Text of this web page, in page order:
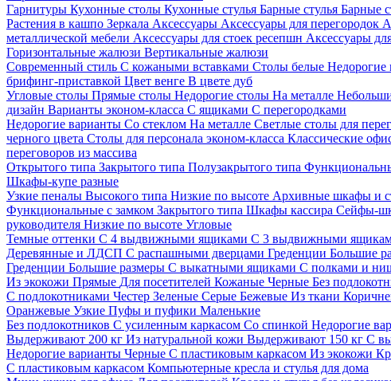
Гарнитуры Кухонные столы Кухонные стулья Барные стулья Барные
Растения в кашпо Зеркала Аксессуары Аксессуары для перегородок
металлической мебели Аксессуары для стоек ресепшн Аксессуары
Горизонтальные жалюзи Вертикальные жалюзи
Современный стиль С кожаными вставками Столы белые Недорогие
брифинг-приставкой Цвет венге В цвете дуб
Угловые столы Прямые столы Недорогие столы На металле
дизайн Варианты эконом-класса С ящиками С перегородками
Недорогие варианты Со стеклом На металле Светлые столы для
черного цвета Столы для персонала эконом-класса Классические
переговоров из массива
Открытого типа Закрытого типа Полузакрытого типа
Шкафы-купе разные
Узкие пеналы Высокого типа Низкие по высоте Архивные шкафы и
Функциональные с замком Закрытого типа Шкафы кассира Сейфы-
руководителя Низкие по высоте Угловые
Темные оттенки С 4 выдвижными ящиками С 3 выдвижными
Деревянные и ЛДСП С распашными дверцами Греденции Большие
Греденции Большие размеры С выкатными ящиками С полками и
Из экокожи Прямые Для посетителей Кожаные Черные Без
С подлокотниками Честер Зеленые Серые Бежевые Из ткани
Оранжевые Узкие Пуфы и пуфики Маленькие
Без подлокотников С усиленным каркасом Со спинкой Недорогие
Выдерживают 200 кг Из натуральной кожи Выдерживают 150 кг С
Недорогие варианты Черные С пластиковым каркасом Из экокожи
С пластиковым каркасом Компьютерные кресла и стулья для дома